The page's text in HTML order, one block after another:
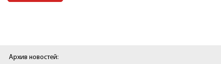
Архив новостей: